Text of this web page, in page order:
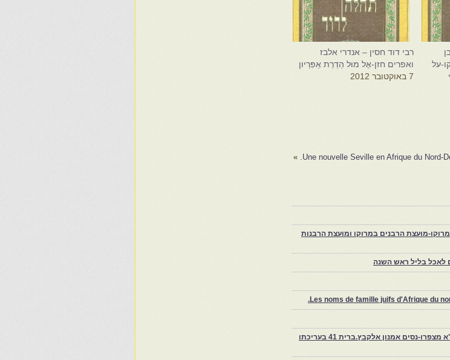
על
רבי דוד חסין – אנדרי אלבז
ואפרים חזן-אֶל מוּל הַדְרַת אַפִּרְיון
7 באוקטובר 2012
Une nouvelle Seville en Afrique du Nord-
»
מועצת הרבנים במרוקו ומועצת הרבנות
לאכל בליל ראש השנה
Les noms de famille juifs d'Afrique du
צפרו – קהילה יהודית קטנה במרוקו, ויצירת חכמיה חובקת עולם.הרמ"א מצפרו-נסים אמנון אלקבץ.ברית 41 בעריכתו